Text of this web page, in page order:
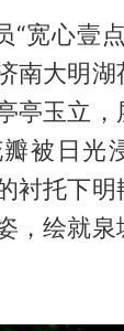
“宽心壹
南大明湖
亭玉立
被日光
衬托下明
，绘就泉